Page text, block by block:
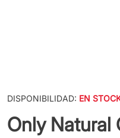
DISPONIBILIDAD: EN
Only Natural